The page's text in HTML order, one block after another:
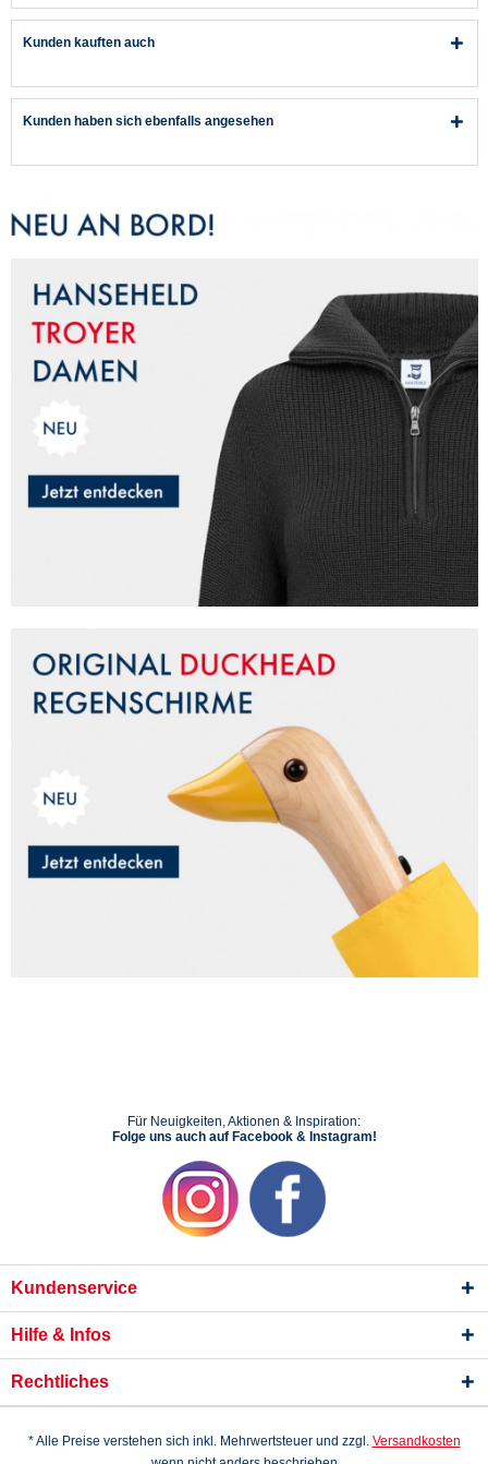
Kunden kauften auch
Kunden haben sich ebenfalls angesehen
Für Neuigkeiten, Aktionen & Inspiration:
Folge uns auch auf Facebook & Instagram!
Kundenservice
Hilfe & Infos
Rechtliches
* Alle Preise verstehen sich inkl. Mehrwertsteuer und zzgl. Versandkosten